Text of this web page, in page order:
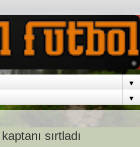
▼
▼
sırtladı